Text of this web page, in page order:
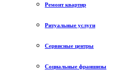
Ремонт квартир
Ритуальные услуги
Сервисные центры
Социальные франшизы